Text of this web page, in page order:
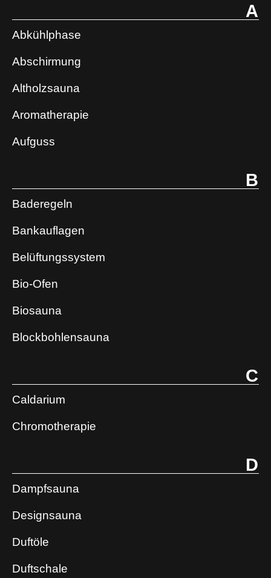
A
Abkühlphase
Abschirmung
Altholzsauna
Aromatherapie
Aufguss
B
Baderegeln
Bankauflagen
Belüftungssystem
Bio-Ofen
Biosauna
Blockbohlensauna
C
Caldarium
Chromotherapie
D
Dampfsauna
Designsauna
Duftöle
Duftschale